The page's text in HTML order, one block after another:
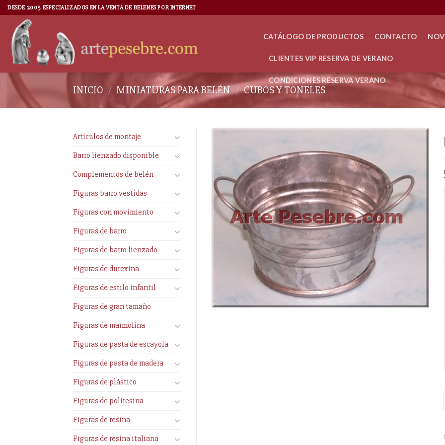
DESDE 2005 ESPECIALIZADOS EN LA VENTA DE BELENES POR INTERNET
CATÁLOGO DE PRODUCTOS CONTACTO
CLIENTES VIP RESERVA DE VERANO
CONDICIONES RESERVA VERANO
INICIO / MINIATURAS PARA BELÉN / CUBOS Y TONELES
Artículos de montaje
Barro lienzado disponible
Complementos de belén
Figuras barro vestidas
Figuras con movimiento
Figuras de barro
Figuras de barro lienzado
Figuras de durexina
Figuras de estilo infantil
Figuras de gran tamaño
Figuras de marmolina
Figuras de pasta de escayola
Figuras de pasta de madera
Figuras de plástico
Figuras de poliresina
Figuras de resina
Figuras de resina italiana